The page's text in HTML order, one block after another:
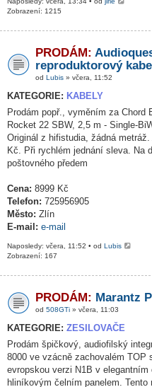
Zobrazení: 1215
PRODÁM:
reproduktorový
od Lubis » včera, 11:52
KATEGORIE: KABELY
Prodám popř., vyměním za Chord
Rocket 22 SBW, 2,5 m - Single-
Originál z hifistudia, žádná
Kč. Při rychlém jednání sleva. Na
poštovného předem
Cena: 8999 Kč
Telefon: 725956905
Město: Zlín
E-mail: e-mail
Naposledy: včera, 11:52 • od Lubis
Zobrazení: 167
PRODÁM: Marantz
od 508GTi » včera, 11:03
KATEGORIE: ZESILOVAČE
Prodám špičkový, audiofilský
8000 ve vzácně zachovalém
evropskou verzi N1B v
hliníkovým čelním panelem.